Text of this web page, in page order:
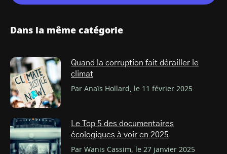
Dans la même catégorie
Quand la corruption fait dérailler le
climat
Par Anaïs Hollard, le 11 février 2025
Le Top 5 des documentaires
écologiques à voir en 2025
Par Wanis Cassim, le 27 janvier 2025